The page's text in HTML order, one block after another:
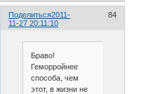
Поделиться 84
2011-
11-27 20:11:10
Браво!
Геморройнее
способа, чем
этот, в жизни не